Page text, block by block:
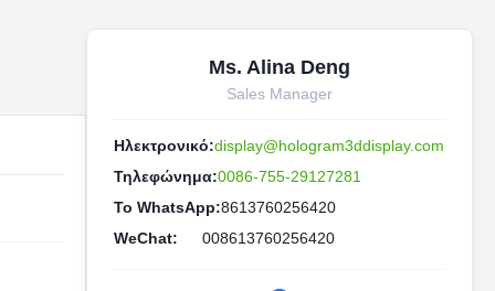
Ms. Alina Deng
Sales Manager
Ηλεκτρονικό:display@hologram3ddisplay.com
Τηλεφώνημα:0086-755-29127281
Το WhatsApp:8613760256420
WeChat:
008613760256420